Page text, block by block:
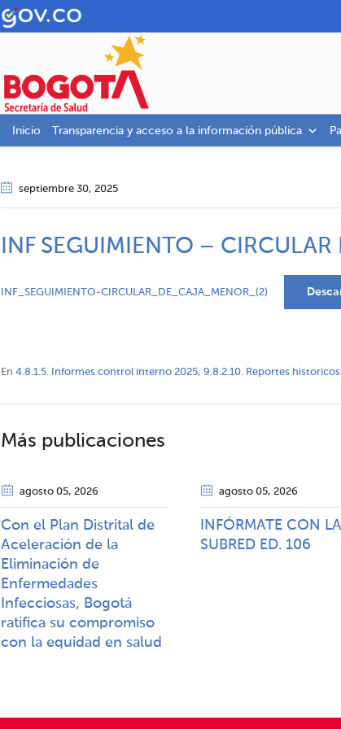
Inicio Transparencia y acceso a la información pública
septiembre 30, 2025
INF SEGUIMIENTO –
INF_SEGUIMIENTO-CIRCULAR_DE_CAJA_MENOR_(2)
En 4.8.1.5. Informes control interno 2025, 9.8.2.10. Reportes
Más publicaciones
agosto 05, 2026
Con el Plan Distrital de
Aceleración de la
Eliminación de
Enfermedades
Infecciosas, Bogotá
ratifica su compromiso
con la equidad en salud
agosto 05, 2026
INFÓRMATE CON LA
SUBRED ED. 106